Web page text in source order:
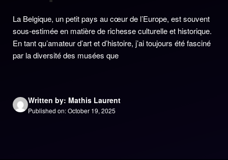
La Belgique, un petit pays au cœur de l’Europe, est souvent
sous-estimée en matière de richesse culturelle et historique.
En tant qu’amateur d’art et d’histoire, j’ai toujours été fasciné
par la diversité des musées que
Written by: Mathis Laurent
Published on: October 19, 2025